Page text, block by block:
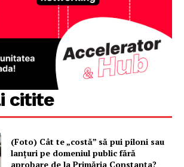
citite
(Foto) Cât te „costă” să pui piloni sau
lanțuri pe domeniul public fără
aprobare de la Primăria Constanța?